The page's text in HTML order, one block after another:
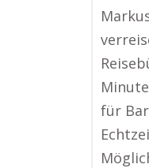
für